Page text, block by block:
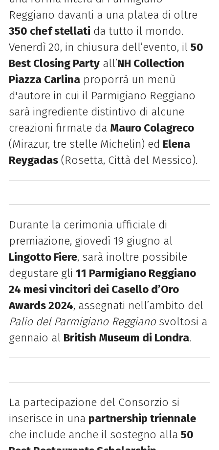
Reggiano davanti a una platea di oltre
350 chef stellati da tutto il mondo.
Venerdì 20, in chiusura dell’evento, il 50
Best Closing Partyall’NH Collection
Piazza Carlinaproporrà un menù
d'autore in cui il Parmigiano Reggiano
sarà ingrediente distintivo di alcune
creazioni firmate da Mauro Colagreco
(Mirazur, tre stelle Michelin) ed Elena
Reygadas(Rosetta, Città del Messico).
Durante la cerimonia ufficiale di
premiazione, giovedì 19 giugno al
Lingotto Fiere, sarà inoltre possibile
degustare gli 11 Parmigiano Reggiano
24 mesi vincitori dei Casello d’Oro
Awards 2024, assegnati nell’ambito del
Palio del Parmigiano Reggianosvoltosi a
gennaio al British Museum di Londra.
La partecipazione del Consorzio si
inserisce in una partnership triennale
che include anche il sostegno alla 50